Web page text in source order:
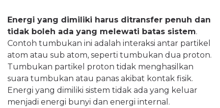
Energi yang dimiliki harus ditransfer penuh dan
tidak boleh ada yang melewati batas sistem.
Contoh tumbukan ini adalah interaksi antar partikel
atom atau sub atom, seperti tumbukan dua proton.
Tumbukan partikel proton tidak menghasilkan
suara tumbukan atau panas akibat kontak fisik.
Energi yang dimiliki sistem tidak ada yang keluar
menjadi energi bunyi dan energi internal.